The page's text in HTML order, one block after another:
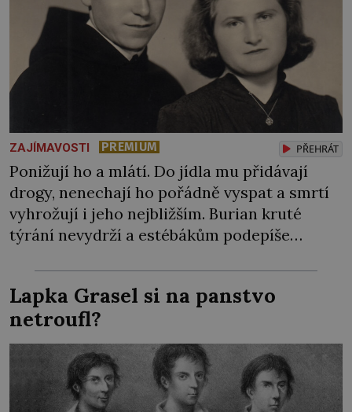
ZAJÍMAVOSTI PREMIUM PŘEHRÁT
Ponižují ho a mlátí. Do jídla mu přidávají
drogy, nenechají ho pořádně vyspat a smrtí
vyhrožují i jeho nejbližším. Burian kruté
týrání nevydrží a estébákům podepíše
jim potvrdí také to, že na něj během výslechů
nikdo nevyvíjel fyzický ani psychický nátlak.
Syn brněnského řezníka chce být knězem a
[…]
Lapka Grasel si na panstvo
netroufl?